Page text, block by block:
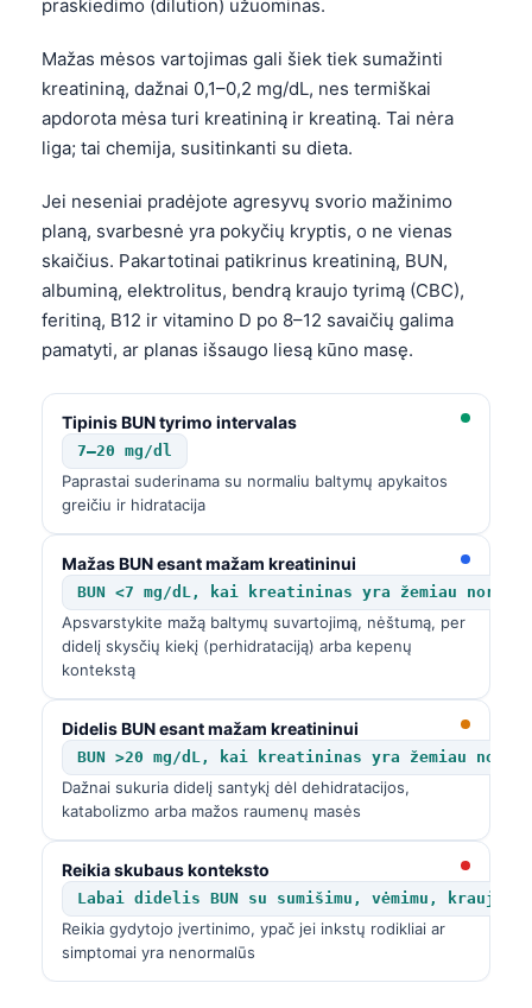
praskiedimo (dilution) užuominas.
Mažas mėsos vartojimas gali šiek tiek sumažinti
kreatininą, dažnai 0,1–0,2 mg/dL, nes termiškai
apdorota mėsa turi kreatininą ir kreatiną. Tai nėra
liga; tai chemija, susitinkanti su dieta.
Jei neseniai pradėjote agresyvų svorio mažinimo
planą, svarbesnė yra pokyčių kryptis, o ne vienas
skaičius. Pakartotinai patikrinus kreatininą, BUN,
albuminą, elektrolitus, bendrą kraujo tyrimą (CBC),
feritiną, B12 ir vitamino D po 8–12 savaičių galima
pamatyti, ar planas išsaugo liesą kūno masę.
Tipinis BUN tyrimo intervalas
7–20 mg/dl
Paprastai suderinama su normaliu baltymų apykaitos
greičiu ir hidratacija
Mažas BUN esant mažam kreatininui
BUN <7 mg/dL, kai kreatininas yra žemiau normos
Apsvarstykite mažą baltymų suvartojimą, nėštumą, per
didelį skysčių kiekį (perhidrataciją) arba kepenų
kontekstą
Didelis BUN esant mažam kreatininui
BUN >20 mg/dL, kai kreatininas yra žemiau normos
Dažnai sukuria didelį santykį dėl dehidratacijos,
katabolizmo arba mažos raumenų masės
Reikia skubaus konteksto
Labai didelis BUN su sumišimu, vėmimu,
Reikia gydytojo įvertinimo, ypač jei inkstų rodikliai ar
simptomai yra nenormalūs
ไทย
ဗမာစာ
ភាសាខ្មែរ
Kiswahili
አማርኛ
Українська
O‘zbekcha
Català
Қазақ тілі
Suomi
Hrvatski
پښتو
سنڌي
සිංහල
অসমীয়া
Galego
Latviešu valoda
Македонски јазик
Euskara
Gàidhlig
Occitan
العربية المغربية